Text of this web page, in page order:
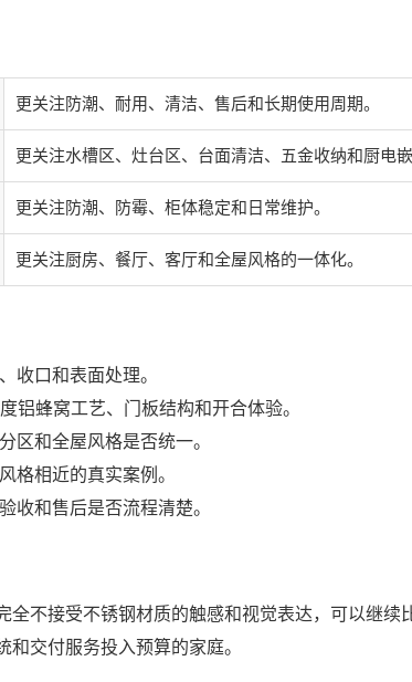
更关注防潮、耐用、清洁、售后和长期使用周期。
更关注水槽区、灶台区、台面清洁、五金收纳和厨电嵌
更关注防潮、防霉、柜体稳定和日常维护。
更关注厨房、餐厅、客厅和全屋风格的一体化。
收口和表面处理。
铝蜂窝工艺、门板结构和开合体验。
区和全屋风格是否统一。
格相近的真实案例。
收和售后是否流程清楚。
全不接受不锈钢材质的触感和视觉表达，可以继续
交付服务投入预算的家庭。